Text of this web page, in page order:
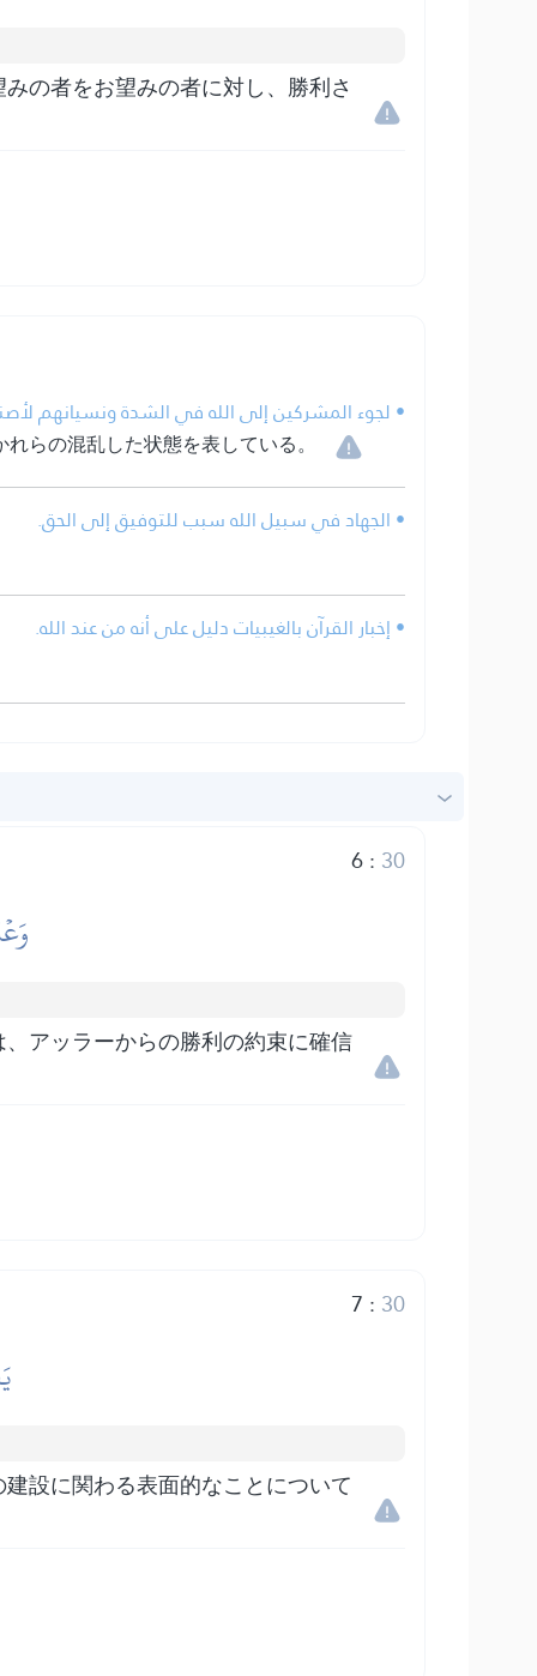
の者をお望みの者に対し、勝利さ
• لجوء المشركين إلى الله في الشدة ونسيانهم
らの混乱した状態を表している。
• الجهاد في سبيل الله سبب للتوفيق إلى الحق.
• إخبار القرآن بالغيبيات دليل على أنه من عند الله.
6: 30
アッラーからの勝利の約束に確信
7 : 30
設に関わる表面的なことについて